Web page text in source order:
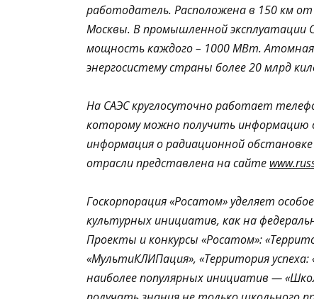
работодатель. Расположена в 150 км
Москвы. В промышленной эксплуатации
мощность каждого – 1000 МВт.
энергосистему страны более 20 млрд
На САЭС круглосуточно работает
которому можно получить
информация о радиационной
отрасли представлена на сайте
Госкорпорация «Росатом» уделяет
культурных инициатив, как на
Проекты и конкурсы «Росатом»:
«МультиКЛИПация», «Территория
наиболее популярных инициатив —